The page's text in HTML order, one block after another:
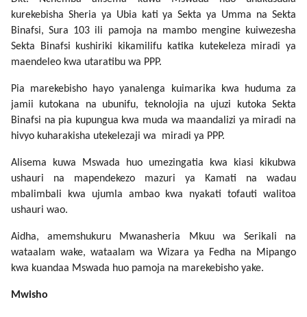
kurekebisha Sheria ya Ubia kati ya Sekta ya Umma na Sekta
Binafsi, Sura 103 ili pamoja na mambo mengine kuiwezesha
Sekta Binafsi kushiriki kikamilifu katika kutekeleza miradi ya
maendeleo kwa utaratibu wa PPP.
Pia marekebisho hayo yanalenga kuimarika kwa huduma za
jamii kutokana na ubunifu, teknolojia na ujuzi kutoka Sekta
Binafsi na pia kupungua kwa muda wa maandalizi ya miradi na
hivyo kuharakisha utekelezaji wa miradi ya PPP.
Alisema kuwa Mswada huo umezingatia kwa kiasi kikubwa
ushauri na mapendekezo mazuri ya Kamati na wadau
mbalimbali kwa ujumla ambao kwa nyakati tofauti walitoa
ushauri wao.
Aidha, amemshukuru Mwanasheria Mkuu wa Serikali na
wataalam wake, wataalam wa Wizara ya Fedha na Mipango
kwa kuandaa Mswada huo pamoja na marekebisho yake.
Mwisho